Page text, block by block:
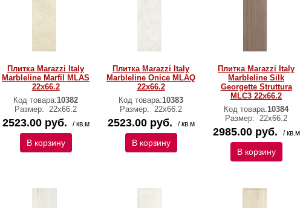
Плитка Marazzi Italy
Marbleline Marfil MLAS
22х66.2
Код товара:10382
Размер: 22х66.2
2523.00 руб. / кв.м
В корзину
Плитка Marazzi Italy
Marbleline Onice MLAQ
22х66.2
Код товара:10383
Размер: 22х66.2
2523.00 руб. / кв.м
В корзину
Плитка Marazzi Italy
Marbleline Silk
Georgette Struttura
MLC3 22х66.2
Код товара:10384
Размер: 22х66.2
2985.00 руб. / кв.м
В корзину